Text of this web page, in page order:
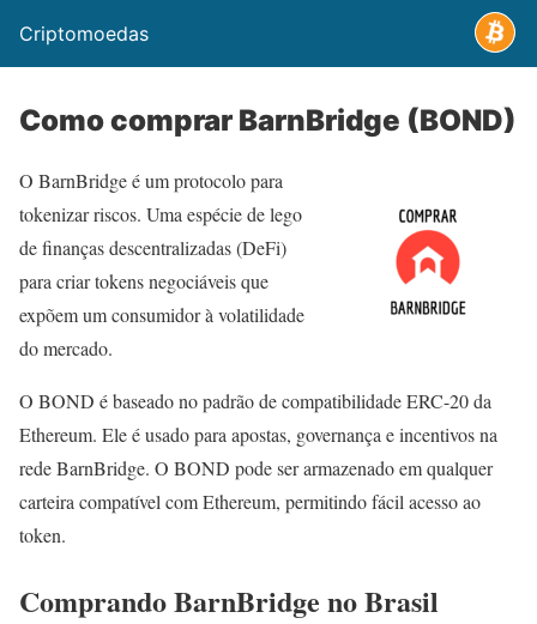
Criptomoedas
Como comprar BarnBridge (BOND)
O BarnBridge é um protocolo para
tokenizar riscos. Uma espécie de lego
de finanças descentralizadas (DeFi)
para criar tokens negociáveis que
expõem um consumidor à volatilidade
do mercado.
O BOND é baseado no padrão de compatibilidade ERC-20 da
Ethereum. Ele é usado para apostas, governança e incentivos na
rede BarnBridge. O BOND pode ser armazenado em qualquer
carteira compatível com Ethereum, permitindo fácil acesso ao
token.
Comprando BarnBridge no Brasil